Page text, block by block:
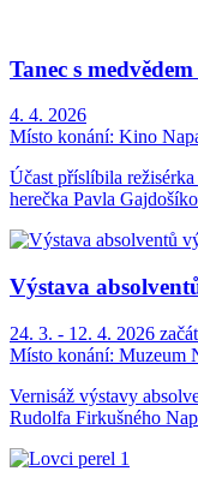
Tanec s
4. 4. 2026
Místo konání: Kino
Účast příslíbila
herečka Pavla
Výstava
24. 3. - 12. 4. 2026
Místo konání: Muzeum
Vernisáž výstavy
Rudolfa Firkušného